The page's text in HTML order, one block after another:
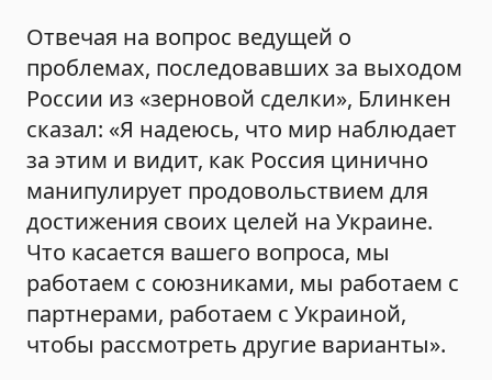
Отвечая на вопрос ведущей о
проблемах, последовавших за выходом
России из «зерновой сделки», Блинкен
сказал: «Я надеюсь, что мир наблюдает
за этим и видит, как Россия цинично
манипулирует продовольствием для
достижения своих целей на Украине.
Что касается вашего вопроса, мы
работаем с союзниками, мы работаем с
партнерами, работаем с Украиной,
чтобы рассмотреть другие варианты».